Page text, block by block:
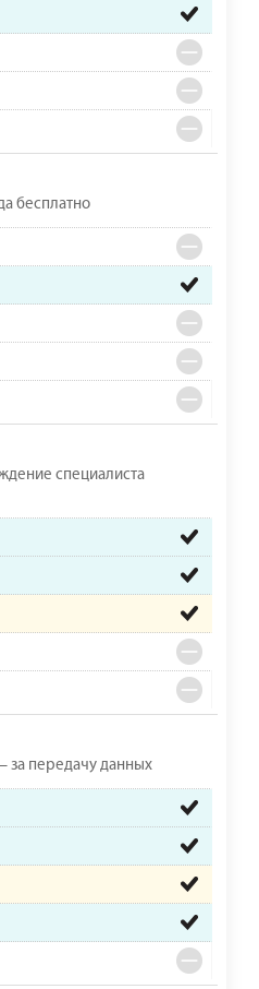
бесплатно
специалиста
за передачу данных